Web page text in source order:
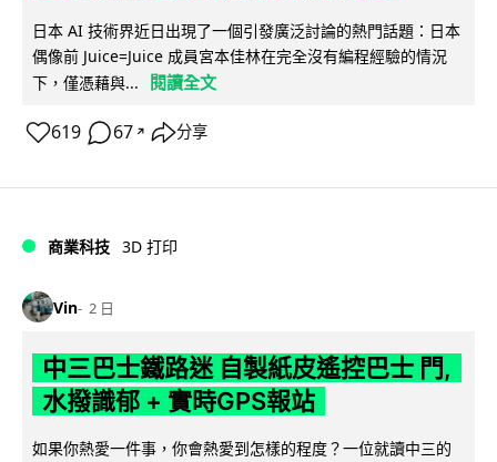
日本 AI 技術界近日出現了一個引發廣泛討論的熱門話題：日本
偶像前 Juice=Juice 成員宮本佳林在完全沒有編程經驗的情況
下，僅憑藉與...
閱讀全文
619 67 ↗ 分享
商業科技 3D 打印
Vin 2 日
中三巴士鐵路迷 自製紙皮遙控巴士 門,
水撥識郁 + 實時GPS報站
如果你熱愛一件事，你會熱愛到怎樣的程度？一位就讀中三的